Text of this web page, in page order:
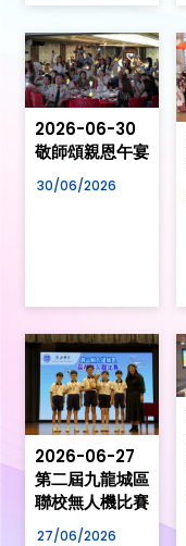
2026-06-30
敬師頌親恩午宴
30/06/2026
2026-06-27
第二屆九龍城區
聯校無人機比賽
27/06/2026